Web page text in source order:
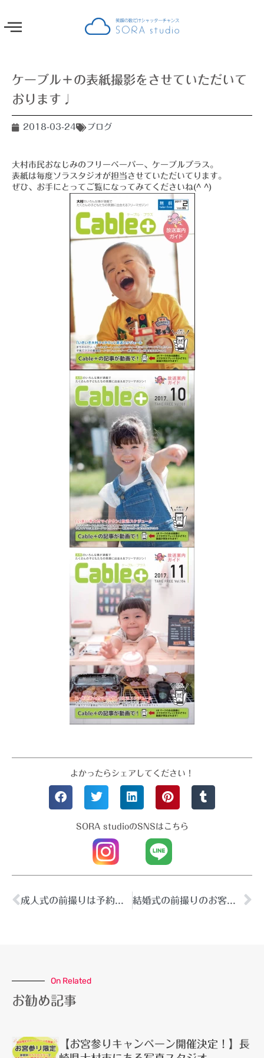
ケーブル＋の表紙撮影をさせていただいて
おります♩
2018-03-24 ブログ
大村市民おなじみのフリーペーパー、ケーブルプラス。
表紙は毎度ソラスタジオが担当させていただいてります。
ぜひ、お手にとってご覧になってみてくださいね(^ ^)
よかったらシェアしてください！
SORA studioのSNSはこちら
結婚式の前撮りのお客様♩
On Related
お勧め記事
【お宮参りキャンペーン開催決定！】長